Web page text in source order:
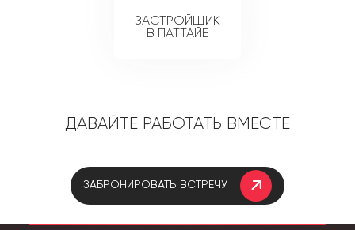
ЗАСТРОЙЩИК
В ПАТТАЙЕ
Давайте работать вместе
Забронировать встречу